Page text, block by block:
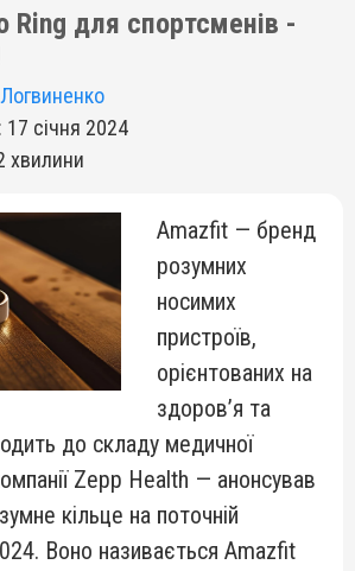
Ring для спортсменів -
17 січня 2024
хвилини
Amazfit — бренд
розумних
носимих
пристроїв,
орієнтованих на
здоров’я та
до складу медичної
Zepp Health — анонсував
кільце на поточній
Воно називається Amazfit